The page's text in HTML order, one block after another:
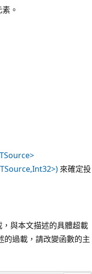
。
來確定投
與本文描述的具體超載
的過載，請改變函數的主